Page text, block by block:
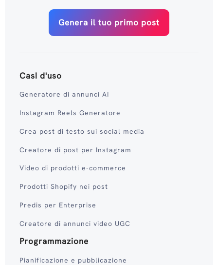
Genera il tuo primo post
Casi d'uso
Generatore di annunci AI
Instagram Reels Generatore
Crea post di testo sui social media
Creatore di post per Instagram
Video di prodotti e-commerce
Prodotti Shopify nei post
Predis per Enterprise
Creatore di annunci video UGC
Programmazione
Pianificazione e pubblicazione